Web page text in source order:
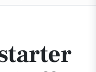
Vallensbæk